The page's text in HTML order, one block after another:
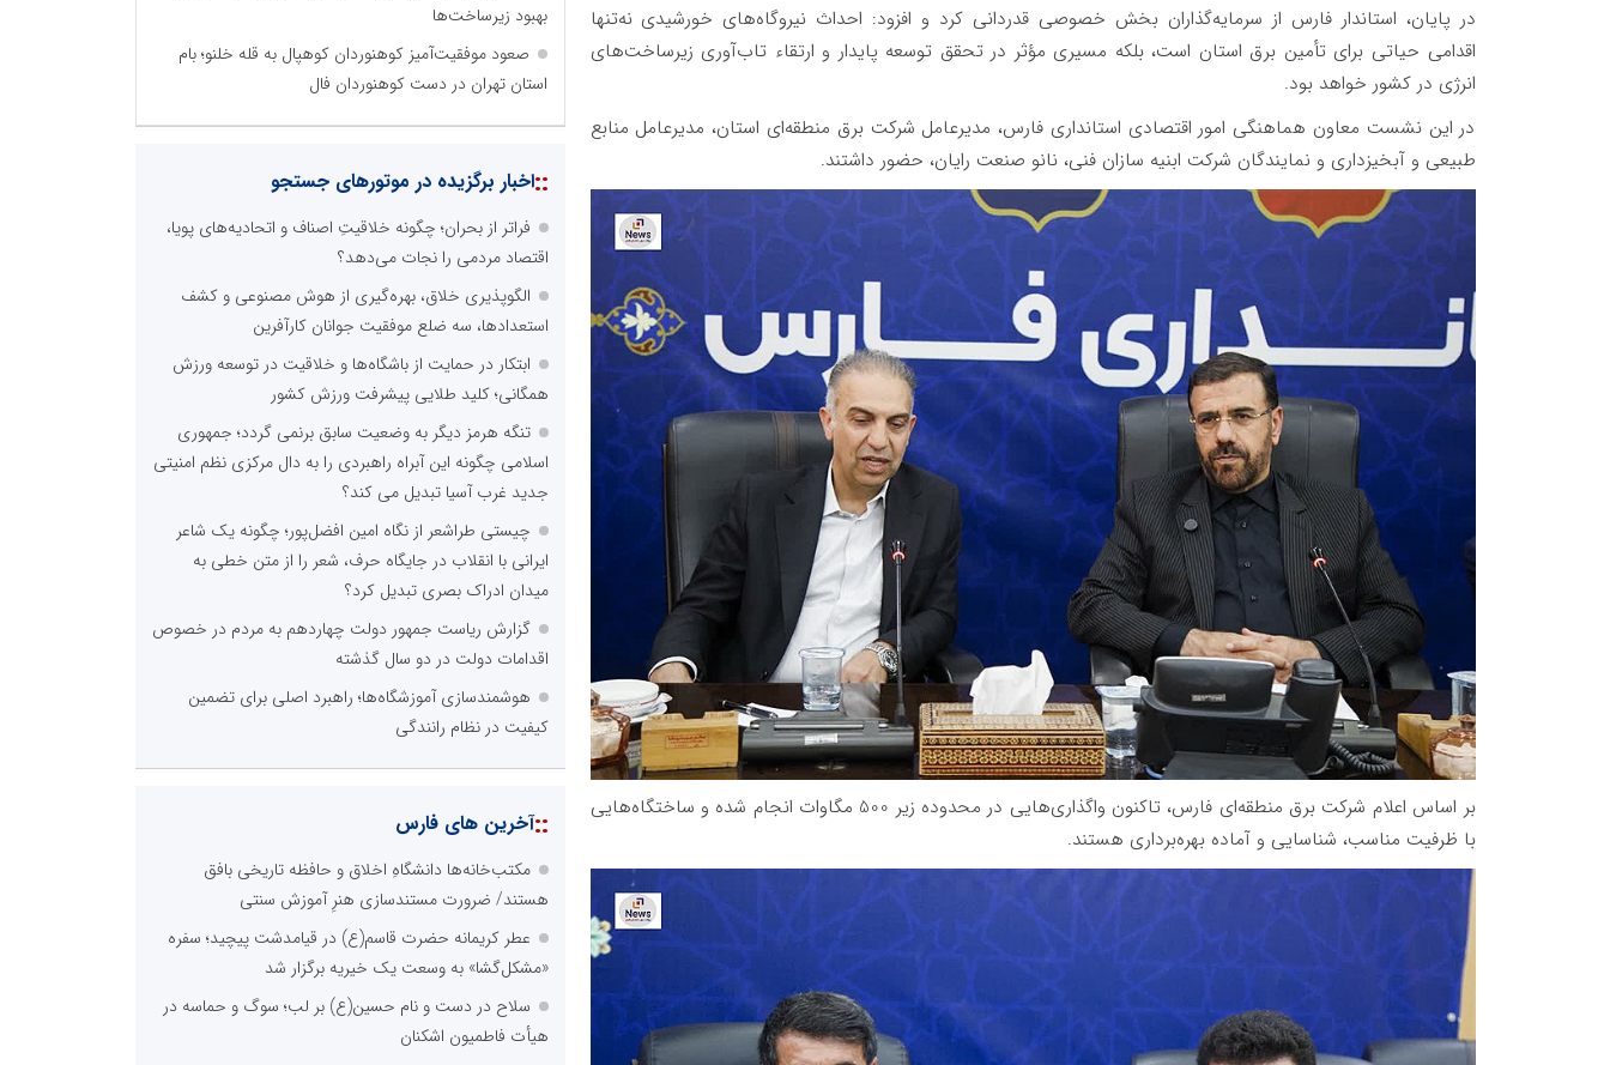
در پایان، استاندار فارس از سرمایه‌گذاران بخش خصوصی قدردانی کرد و افزود: احداث نیروگاه‌های خورشیدی نه‌تنها
اقدامی حیاتی برای تأمین برق استان است، بلکه مسیری مؤثر در تحقق توسعه پایدار و ارتقاء تاب‌آوری زیرساخت‌های
انرژی در کشور خواهد بود.
در این نشست معاون هماهنگی امور اقتصادی استانداری فارس، مدیرعامل شرکت برق منطقه‌ای استان، مدیرعامل منابع
طبیعی و آبخیزداری و نمایندگان شرکت ابنیه سازان فنی، نانو صنعت رایان، حضور داشتند.
بر اساس اعلام شرکت برق منطقه‌ای فارس، تاکنون واگذاری‌هایی در محدوده زیر 500 مگاوات انجام شده و ساختگاه‌هایی
با ظرفیت مناسب، شناسایی و آماده بهره‌برداری هستند.
بهبود زیرساخت‌ها
صعود موفقیت‌آمیز کوهنوردان کوهپال به قله خلنو؛ بام
استان تهران در دست کوهنوردان فال
نظرسنجی
مهمترین نیازمندی ساختار اطلاع رسانی روابط عمومی های
نوین کدام گزینه است؟
راه اندازی خبرگزاری داخلی
همراهی شبکه های اجتماعی و پیام رسان ها
پخش آنلاین تمامی رویدادها
ارائه خدمات آموزشی برای مخاطیان هدف
درج کلیه خدمات اطلاع رسانی در بستر اینترنت
کاهش هزینه های درج خبر در رسانه ها
نظرسنجی
اصلی ترین مشکلات بخش ارتباط با رسانه ها برای روابط
عمومی ها و صاحبان کسب و کار کدام گزینه است؟
هزینه های بالای ارتباط با رسانه ها
محدودیت ها و خطوط قرمز داخلی رسانه ها
عدم داشتن ایده در ارائه خدمات رسانه ای
محدودیت در انتشار محتوا
:: اخبار برگزیده در موتورهای جستجو
فراتر از بحران؛ چگونه خلاقیتِ اصناف و اتحادیه‌های پویا،
اقتصاد مردمی را نجات می‌دهد؟